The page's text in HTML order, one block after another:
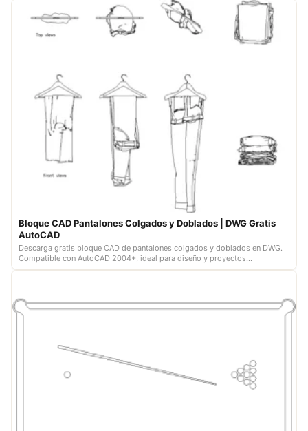
Bloque CAD Pantalones Colgados y Doblados | DWG Gratis
AutoCAD
Descarga gratis bloque CAD de pantalones colgados y doblados en DWG.
Compatible con AutoCAD 2004+, ideal para diseño y proyectos
comerciales. ¡Descár…